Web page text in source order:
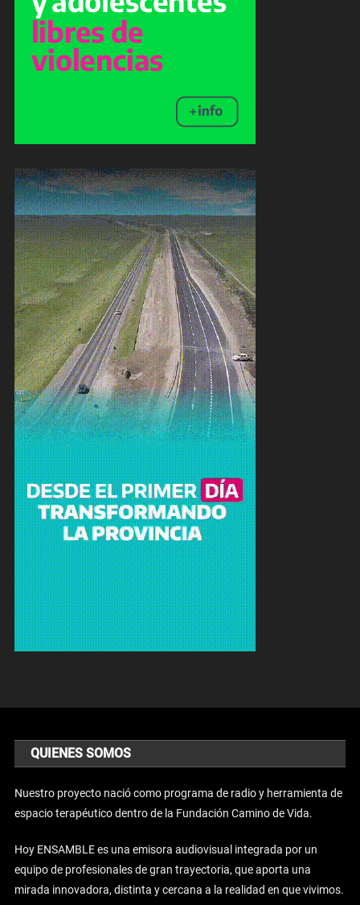
QUIENES SOMOS
Nuestro proyecto nació como programa de radio y herramienta de
espacio terapéutico dentro de la Fundación Camino de Vida.
Hoy ENSAMBLE es una emisora audiovisual integrada por un
equipo de profesionales de gran trayectoria, que aporta una
mirada innovadora, distinta y cercana a la realidad en que vivimos.